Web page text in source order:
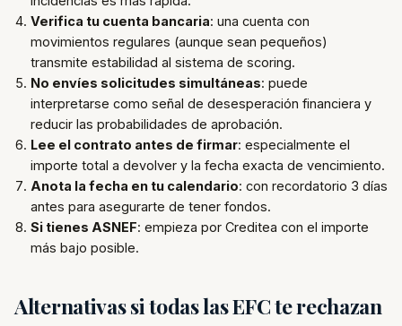
Verifica tu cuenta bancaria: una cuenta con
movimientos regulares (aunque sean pequeños)
transmite estabilidad al sistema de scoring.
No envíes solicitudes simultáneas: puede
interpretarse como señal de desesperación financiera y
reducir las probabilidades de aprobación.
Lee el contrato antes de firmar: especialmente el
importe total a devolver y la fecha exacta de vencimiento.
Anota la fecha en tu calendario: con recordatorio 3 días
antes para asegurarte de tener fondos.
Si tienes ASNEF: empieza por Creditea con el importe
más bajo posible.
Alternativas si todas las EFC te rechazan